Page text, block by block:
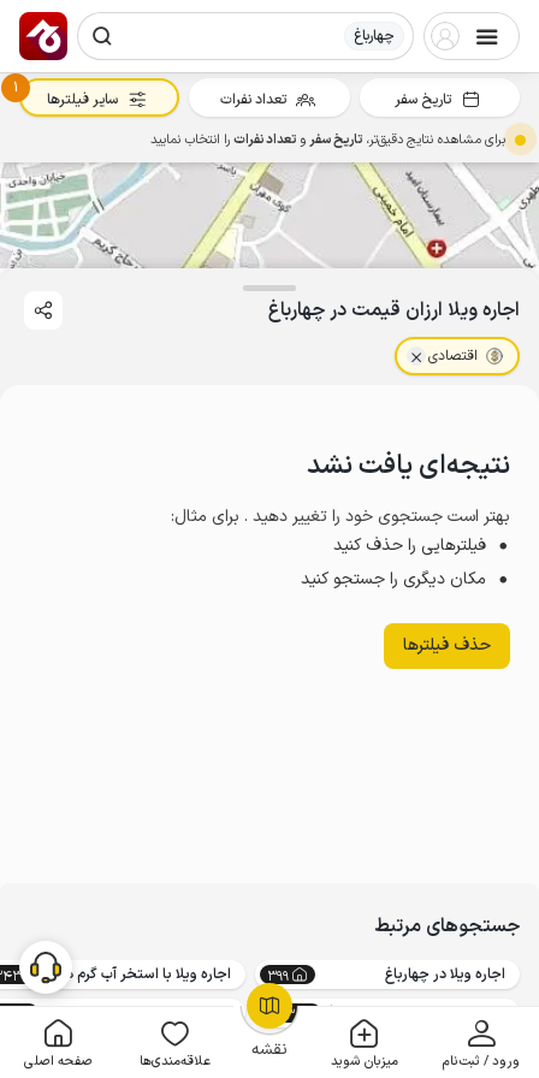
چهارباغ
نقشه ورود / ثبت‌نام میزبان شوید علاقه‌مندی‌ها صفحه اصلی
OpenStreetMap
اجاره ویلا ارزان قیمت در چهارباغ
اقتصادی
نتیجه‌ای یافت نشد
بهتر است جستجوی خود را تغییر دهید . برای مثال:
فیلترهایی را حذف کنید
مکان دیگری را جستجو کنید
حذف فیلترها
جستجوهای مرتبط
اجاره ویلا در چهارباغ 399 اجاره ویلا با استخر آب گرم در چهارباغ
اجاره ویلا استخردار در چهارباغ
373
تاریخ سفر تعداد نفرات
1
سایر فیلترها
برای مشاهده نتایج دقیق‌تر، تاریخ سفرو تعداد نفراترا انتخاب نمایید